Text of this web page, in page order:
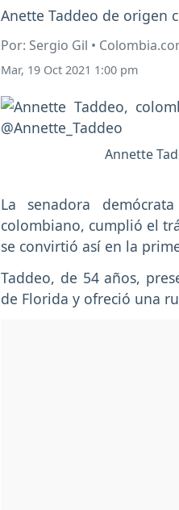
Anette Taddeo de origen
Por: Sergio Gil •
Mar, 19 Oct 2021 1:00 pm
Annette
La senadora
colombiano, cumplió el
se convirtió así en la
Taddeo, de 54 años,
de Florida y ofreció una